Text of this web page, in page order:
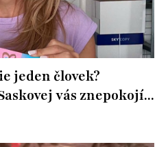
jeden človek?
vás znepokojí...